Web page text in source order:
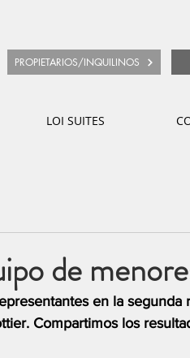
PROPIETARIOS/INQUILINOS
LOI SUITES
de
en la segunda
Compartimos los